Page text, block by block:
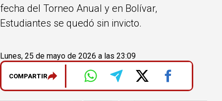
fecha del Torneo Anual y en Bolívar,
Estudiantes se quedó sin invicto.
Lunes, 25 de mayo de 2026 a las 23:09
COMPARTIR